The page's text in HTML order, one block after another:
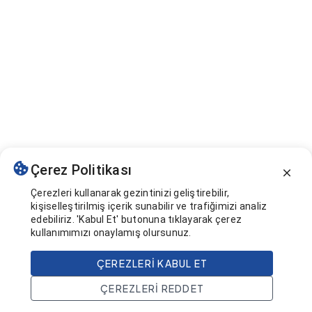
Ana Sayfa Ara Projeler Hesap
Çerez Politikası
Çerezleri kullanarak gezintinizi geliştirebilir,
kişiselleştirilmiş içerik sunabilir ve trafiğimizi analiz
edebiliriz. 'Kabul Et' butonuna tıklayarak çerez
kullanımımızı onaylamış olursunuz.
ÇEREZLERI KABUL ET
ÇEREZLERI REDDET